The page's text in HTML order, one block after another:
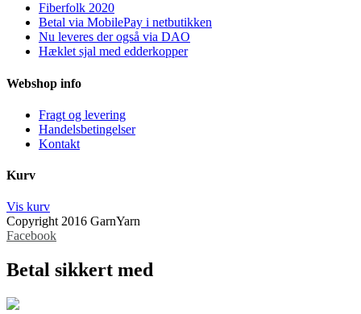
Fiberfolk 2020
Betal via MobilePay i netbutikken
Nu leveres der også via DAO
Hæklet sjal med edderkopper
Webshop info
Fragt og levering
Handelsbetingelser
Kontakt
Kurv
Vis kurv
Copyright 2016 GarnYarn
Facebook
Betal sikkert med